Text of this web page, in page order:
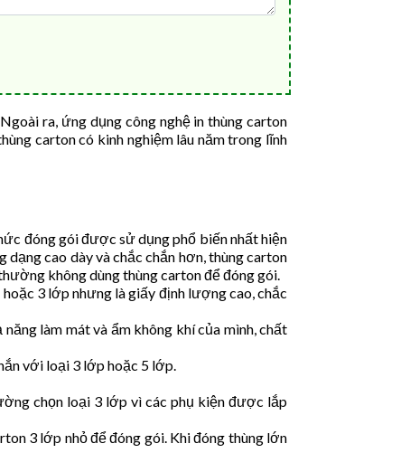
ra, ứng dụng công nghệ in thùng carton
carton có kinh nghiệm lâu năm trong lĩnh
đóng gói được sử dụng phổ biến nhất hiện
cao dày và chắc chắn hơn, thùng carton
không dùng thùng carton để đóng gói.
3 lớp nhưng là giấy định lượng cao, chắc
làm mát và ẩm không khí của mình, chất
với loại 3 lớp hoặc 5 lớp.
chọn loại 3 lớp vì các phụ kiện được lắp
3 lớp nhỏ để đóng gói. Khi đóng thùng lớn